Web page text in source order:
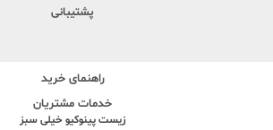
پشتیبانی
راهنمای خرید
خدمات مشتریان
زیست پینوکیو خیلی سبز